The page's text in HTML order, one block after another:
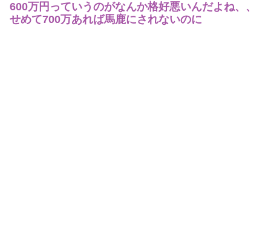
600万円っていうのがなんか格好悪いんだよね、、
せめて700万あれば馬鹿にされないのに